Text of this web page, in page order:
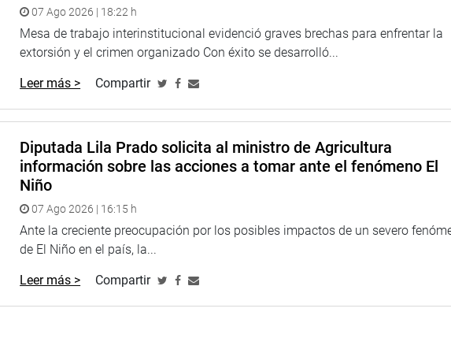
07 Ago 2026 | 18:22 h
Mesa de trabajo interinstitucional evidenció graves brechas para enfrentar la
extorsión y el crimen organizado Con éxito se desarrolló...
Leer más > Compartir
Diputada Lila Prado solicita al ministro de Agricultura
información sobre las acciones a tomar ante el fenómeno El
Niño
07 Ago 2026 | 16:15 h
Ante la creciente preocupación por los posibles impactos de un severo
de El Niño en el país, la...
Leer más > Compartir